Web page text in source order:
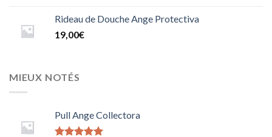
Rideau de Douche Ange Protectiva
19,00€
MIEUX NOTÉS
Pull Ange Collectora